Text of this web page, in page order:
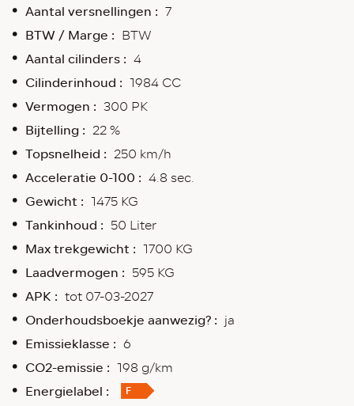
Aantal versnellingen : 7
BTW / Marge : BTW
Aantal cilinders : 4
Cilinderinhoud : 1984 CC
Vermogen : 300 PK
Bijtelling : 22 %
Topsnelheid : 250 km/h
Acceleratie 0-100 : 4.8 sec.
Gewicht : 1475 KG
Tankinhoud : 50 Liter
Max trekgewicht : 1700 KG
Laadvermogen : 595 KG
APK : tot 07-03-2027
Onderhoudsboekje aanwezig? : ja
Emissieklasse : 6
CO2-emissie : 198 g/km
Energielabel :